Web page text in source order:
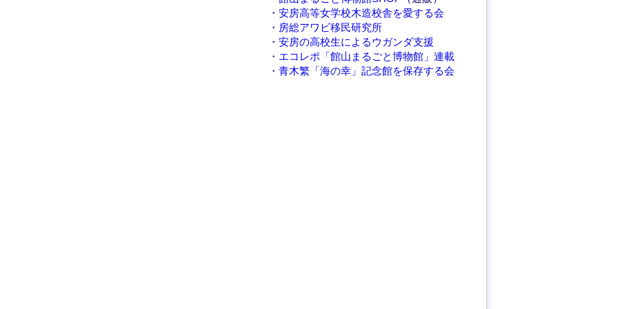
・ 安房高等女学校木造校舎を愛する会
・ 房総アワビ移民研究所
・ 安房の高校生によるウガンダ支援
・ エコレポ「館山まるごと博物館」連載
・ 青木繁「海の幸」記念館を保存する会